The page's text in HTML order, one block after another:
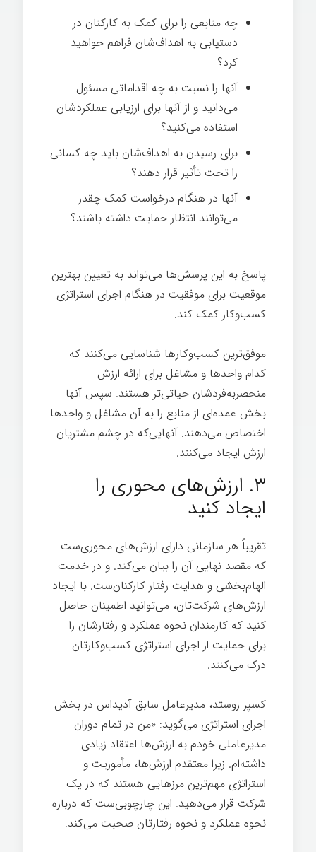
چه منابعی را برای کمک به کارکنان در
دستیابی به اهداف‌شان فراهم خواهید
کرد؟
آنها را نسبت به چه اقداماتی مسئول
می‌دانید و از آنها برای ارزیابی عملکردشان
استفاده می‌کنید؟
برای رسیدن به اهداف‌شان باید چه کسانی
را تحت تأثیر قرار دهند؟
آنها در هنگام درخواست کمک چقدر
می‌توانند انتظار حمایت داشته باشند؟
پاسخ به این پرسش‌ها می‌تواند به تعیین بهترین
موقعیت برای موفقیت در هنگام اجرای استراتژی
کسب‌وکار کمک کند.
موفق‌ترین کسب‌وکارها شناسایی می‌کنند که
کدام واحدها و مشاغل برای ارائه ارزش
منحصربه‌فردشان حیاتی‌تر هستند. سپس آنها
بخش عمده‌ای از منابع را به آن مشاغل و واحدها
اختصاص می‌دهند. آنهایی‌که در چشم مشتریان
ارزش ایجاد می‌کنند.
۳. ارزش‌های محوری را
ایجاد کنید
تقریباً هر سازمانی دارای ارزش‌های محوری‌ست
که مقصد نهایی آن را بیان می‌کند. و در خدمت
الهام‌بخشی و هدایت رفتار کارکنان‌ست. با ایجاد
ارزش‌های شرکت‌تان، می‌توانید اطمینان حاصل
کنید که کارمندان نحوه عملکرد و رفتارشان را
برای حمایت از اجرای استراتژی کسب‌وکارتان
درک می‌کنند.
کسپر روستد، مدیرعامل سابق آدیداس در بخش
اجرای استراتژی می‌گوید: «من در تمام دوران
مدیرعاملی خودم به ارزش‌ها اعتقاد زیادی
داشته‌ام. زیرا معتقدم ارزش‌ها، مأموریت و
استراتژی مهم‌ترین مرزهایی هستند که در یک
شرکت قرار می‌دهید. این چارچوبی‌ست که درباره
نحوه عملکرد و نحوه رفتارتان صحبت می‌کند.